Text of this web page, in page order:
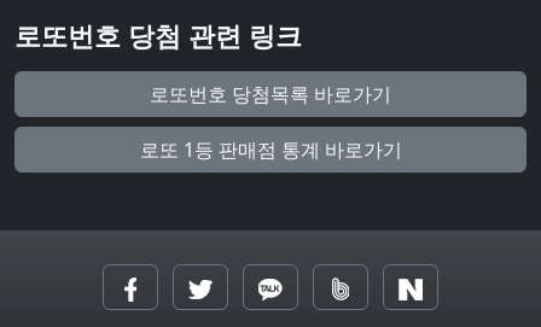
로또번호 당첨 관련 링크
로또번호 당첨목록 바로가기
로또 1등 판매점 통계 바로가기